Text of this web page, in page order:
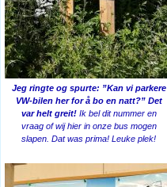
Jeg ringte og spurte: ”Kan vi parkere
VW-bilen her for å bo en natt?” Det
var helt greit!Ik bel dit nummer en
vraag of wij hier in onze bus mogen
slapen. Dat was prima! Leuke plek!